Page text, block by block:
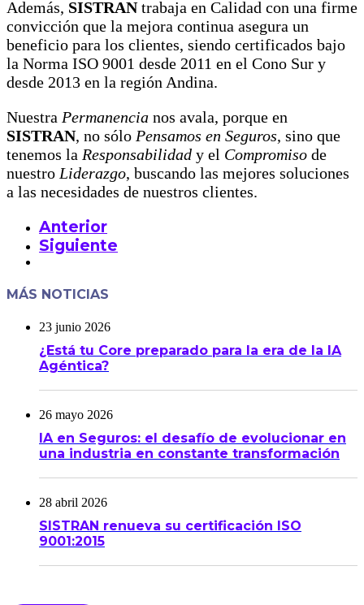
Además, SISTRANtrabaja en Calidad con una firme
convicción que la mejora continua asegura un
beneficio para los clientes, siendo certificados bajo
la Norma ISO 9001 desde 2011 en el Cono Sur y
desde 2013 en la región Andina.
Nuestra Permanencia nos avala, porque en
SISTRAN, no sólo Pensamos en Seguros, sino que
tenemos la Responsabilidad y el Compromiso de
nuestro Liderazgo, buscando las mejores soluciones
a las necesidades de nuestros clientes.
Anterior
Siguiente
MÁS NOTICIAS
23 junio 2026
¿Está tu Core preparado para la era de la IA
Agéntica?
26 mayo 2026
IA en Seguros: el desafío de evolucionar en
una industria en constante transformación
28 abril 2026
SISTRAN renueva su certificación ISO
9001:2015